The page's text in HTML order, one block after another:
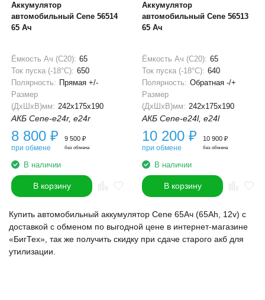
Аккумулятор
автомобильный Cene 56514
65 Ач
Ёмкость Ач (С20): 65
Ток пуска (-18°С): 650
Полярность: Прямая +/-
Размер
(ДхШхВ)мм: 242x175x190
АКБ Cene-e24r, e24r
8 800 ₽
при обмене
9 500 ₽
без обмена
В наличии
В корзину
Аккумулятор
автомобильный Cene 56513
65 Ач
Ёмкость Ач (С20): 65
Ток пуска (-18°С): 640
Полярность: Обратная -/+
Размер
(ДхШхВ)мм: 242x175x190
АКБ Cene-e24l, e24l
10 200 ₽
при обмене
10 900 ₽
без обмена
В наличии
В корзину
Купить автомобильный аккумулятор Cene 65Ач (65Ah, 12v) с
доставкой с обменом по выгодной цене в интернет-магазине
«БигТех», так же получить скидку при сдаче старого акб для
утилизации.